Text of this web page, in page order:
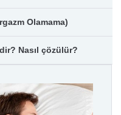
Olamama)
Nasıl çözülür?